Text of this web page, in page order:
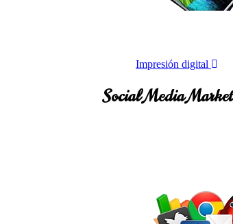
Impresión digital
Social Media